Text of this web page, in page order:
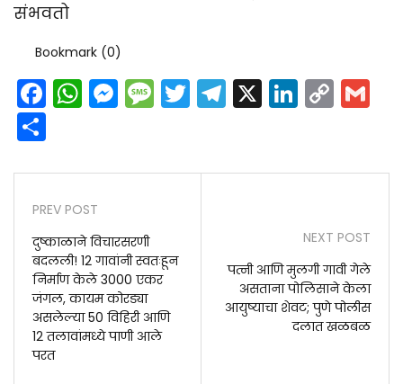
संभवतो
Bookmark (0)
Facebook
WhatsApp
Messenger
Message
Twitter
Telegram
X
Link
PREV POST
दुष्काळाने विचारसरणी
बदलली! 12 गावांनी स्वतःहून
निर्माण केले 3000 एकर
जंगल, कायम कोरड्या
असलेल्या 50 विहिरी आणि
12 तलावांमध्ये पाणी आले
परत
NEXT POST
पत्नी आणि मुलगी गावी गेले
असताना पोलिसाने केला
आयुष्याचा शेवट; पुणे पोलीस
दलात खळबळ